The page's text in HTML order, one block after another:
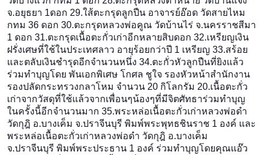
จ.อยุธยา 1ดอก 29.ใส้ตะกรุดลูกปืน อาจารย์อ๊อด วัดสายไหม
กทม 36 ดอก 30.ตะกรุดหลวงพ่อคูณ วัดบ้านไร่ จ.นครราชสีมา
1 ดอก 31.ตะกรุดเนื้อตะกั่วเก่าอีกหลายสิบดอก 32.เหรียญเงิน
ฝรั่งเศษที่ใช้ในประเทศลาว อายุร้อยกว่าปี 1 เหรียญ 33.สร้อย
และตลับเงินชำรุดอีกจำนวนหนึ่ง 34.ตะกั่วหัวลูกปืนที่ยิงแล้ว
ร่วมทำบุญโดย พันเอกพิเศษ โกศล ชูใจ รองหัวหน้าสำนักงาน
รองปลัดกระทรวงกลาโหม จำนวน 20 กิโลกรัม 20.เนื้อตะกั่ว
เก่าจากวัสดุที่ใช้แล้วจากเพื่อนๆน้องๆที่มีจิตศัทธาร่วมทำบุญ
ในครั้งนี้อีกจำนวนมาก 35.พระหล่อเนื้อตะกั่วเก่าหลวงพ่อดำ
วัดกุฎิ อ.บางเค็ม จ.ปราจีนบุรี พิมพ์พระพุทธชินราช 1 องค์ และ
พระหล่อเนื้อตะกั่วเก่าหลวงพ่อดำ วัดกุฎิ อ.บางเค็ม
จ.ปราจีนบุรี พิมพ์พระประธาน 1 องค์ ร่วมทำบุญโดยคุณแอ๊ว